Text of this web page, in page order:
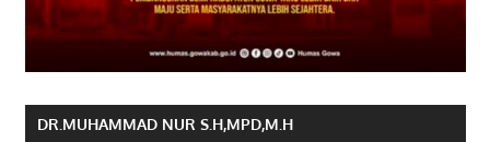
DR.MUHAMMAD NUR S.H,MPD,M.H